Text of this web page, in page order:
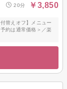
20分 ￥3,850
替えオフ】メニュー
約は通常価格＞／楽